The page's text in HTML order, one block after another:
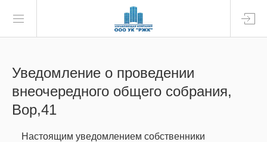
Уведомление о проведении
внеочередного общего собрания,
Вор,41
Настоящим уведомлением собственники